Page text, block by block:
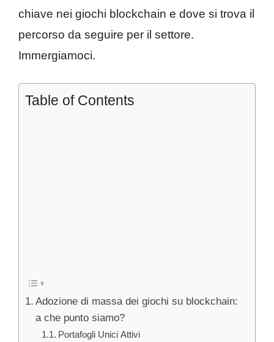
chiave nei giochi blockchain e dove si trova il
percorso da seguire per il settore.
Immergiamoci.
Table of Contents
Adozione di massa dei giochi su blockchain:
a che punto siamo?
Portafogli Unici Attivi